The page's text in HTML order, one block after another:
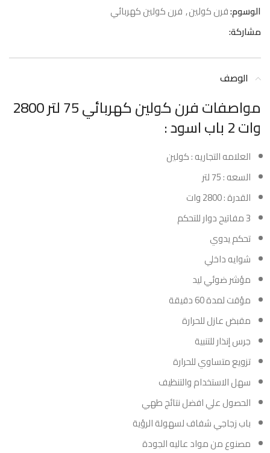
الوسوم:فرن كولين, فرن كولين كهربائي
مشاركة:
الوصف
مواصفات فرن كولين كهربائي 75 لتر 2800
وات 2 باب اسود :
العلامه التجاريه : كولين
السعه : 75 لتر
القدرة : 2800 وات
3 مفاتيح دوار للتحكم
تحكم يدوي
شوايه داخلي
مؤشر ضوئي ليد
مؤقت لمدة 60 دقيقة
مقبض عازل للحرارة
جرس إنذار للتنبية
تزويع متساوي للحرارة
سهل الاستخدام والتنظيف
الحصول علي افضل نتائج طهي
باب زجاجي شفاف لسهولة الرؤية
مصنوع من مواد عاليه الجودة